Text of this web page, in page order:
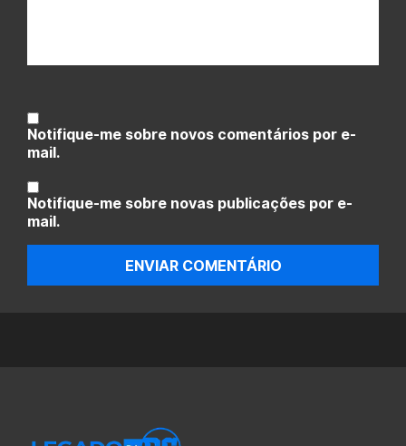
Notifique-me sobre novos comentários por e-
mail.
Notifique-me sobre novas publicações por e-
mail.
ENVIAR COMENTÁRIO